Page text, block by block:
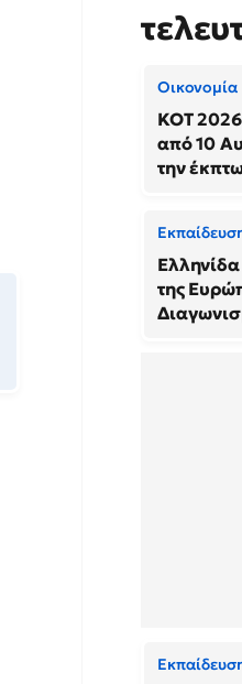
Οικονομία
ΚΟΤ
από 10
την
της